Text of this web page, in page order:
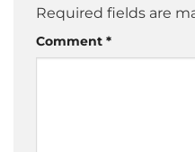
Required fields are
Comment *